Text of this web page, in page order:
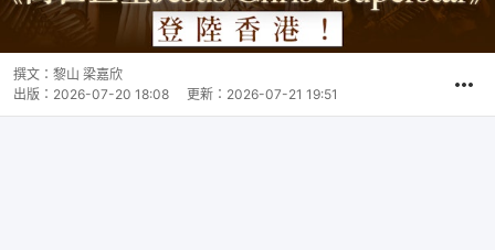
撰文： 黎山 梁嘉欣
出版： 2026-07-20 18:08 更新： 2026-07-21 19:51